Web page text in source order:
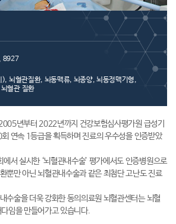
8927
뇌혈관질환, 뇌동맥류, 뇌종양, 뇌동정맥기형,
혈관 질환
년부터 2022년까지 건강보험심사평가원 급성기
연속 1등급을 획득하며 진료의 우수성을 인증받았
서 실시한 ‘뇌혈관내수술’ 평가에서도 인증병원으로
뿐만 아닌 뇌혈관내수술과 같은 최첨단 고난도 진료
수술을 더욱 강화한 동의의료원 뇌혈관센터는 뇌혈
임을 만들어가고 있습니다.